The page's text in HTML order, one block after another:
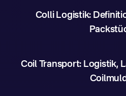
Colli Logistik:
Coil Transport: Logistik,